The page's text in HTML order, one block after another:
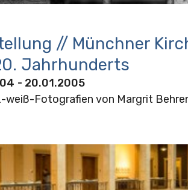
// Münchner
Jahrhunderts
- 20.01.2005
weiß-Fotografien von Margrit